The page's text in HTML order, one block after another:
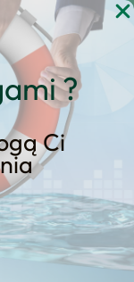
?
Ci
kroki